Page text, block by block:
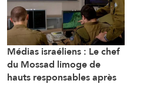
Médias israéliens : Le chef
du Mossad limoge de
hauts responsables après